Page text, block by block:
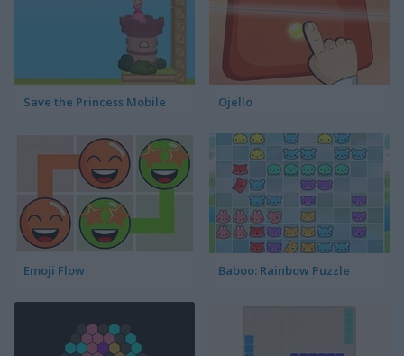
Save the Princess Mobile Ojello
Emoji Flow Baboo: Rainbow Puzzle